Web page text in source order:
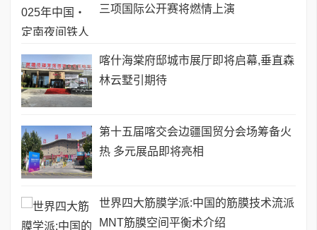
三项国际公开赛将燃情上演
喀什海棠府邸城市展厅即将启幕,垂直森
林云墅引期待
第十五届喀交会边疆国贸分会场筹备火
热 多元展品即将亮相
世界四大筋膜学派:中国的筋膜技术流派
MNT筋膜空间平衡术介绍